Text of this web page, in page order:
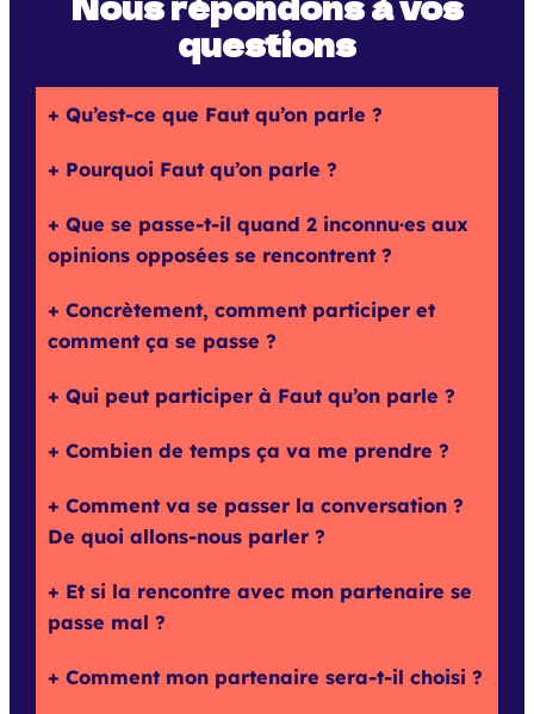
questions
Qu’est-ce que Faut qu’on parle ?
Pourquoi Faut qu’on parle ?
Que se passe-t-il quand 2 inconnu·es aux
opinions opposées se rencontrent ?
Concrètement, comment participer et
comment ça se passe ?
Qui peut participer à Faut qu’on parle ?
Combien de temps ça va me prendre ?
Comment va se passer la conversation ?
De quoi allons-nous parler ?
Et si la rencontre avec mon partenaire se
passe mal ?
Comment mon partenaire sera-t-il choisi ?